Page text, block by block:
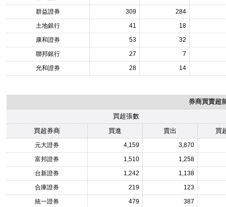
群益證券
309
284
土地銀行
41
18
康和證券
53
32
聯邦銀行
27
7
光和證券
28 14
券商買賣超
買超張數
買超券商
買進 賣出 買
元大證券 4,159
3,870
富邦證券
1,510
1,258
台新證券
1,242
1,138
合庫證券
219
123
統一證券
479
387